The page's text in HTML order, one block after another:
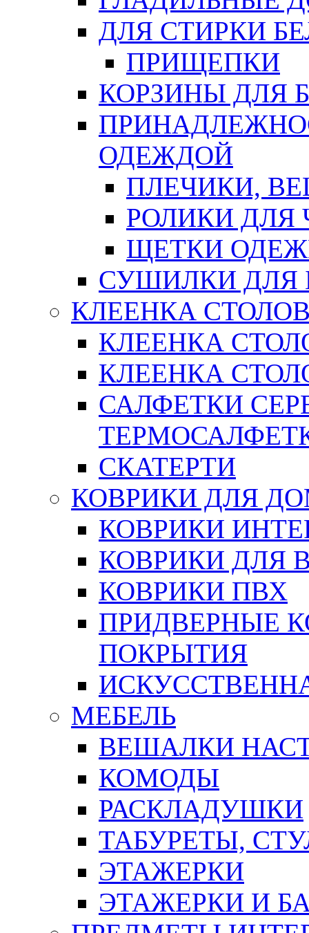
ДЛЯ СТИРКИ
ПРИЩЕПКИ
КОРЗИНЫ ДЛЯ
ОДЕЖДОЙ
ПЛЕЧИКИ,
РОЛИКИ ДЛЯ
ЩЕТКИ
СУШИЛКИ ДЛЯ
КЛЕЕНКА
КЛЕЕНКА
КЛЕЕНКА
САЛФЕТКИ
СКАТЕРТИ
КОВРИКИ ДЛЯ
КОВРИКИ
КОВРИКИ ДЛЯ
КОВРИКИ ПВХ
ПРИДВЕРНЫЕ
ПОКРЫТИЯ
МЕБЕЛЬ
ВЕШАЛКИ
КОМОДЫ
РАСКЛАДУШКИ
ТАБУРЕТЫ,
ЭТАЖЕРКИ
ЭТАЖЕРКИ И